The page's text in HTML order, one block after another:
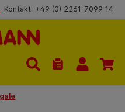
Kontakt: +49 (0) 2261-7099 14
Du hast 0